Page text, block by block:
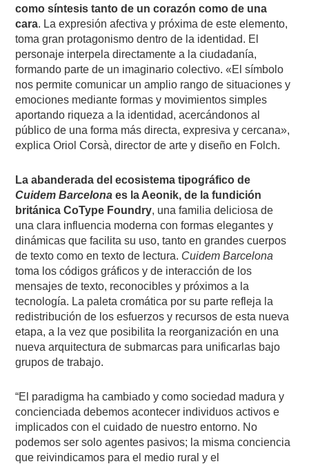
como síntesis tanto de un corazón como de una
cara. La expresión afectiva y próxima de este elemento,
toma gran protagonismo dentro de la identidad. El
personaje interpela directamente a la ciudadanía,
formando parte de un imaginario colectivo. «El símbolo
nos permite comunicar un amplio rango de situaciones y
emociones mediante formas y movimientos simples
aportando riqueza a la identidad, acercándonos al
público de una forma más directa, expresiva y cercana»,
explica Oriol Corsà, director de arte y diseño en Folch.
La abanderada del ecosistema tipográfico de
Cuidem Barcelona es la Aeonik, de la fundición
británica CoType Foundry, una familia deliciosa de
una clara influencia moderna con formas elegantes y
dinámicas que facilita su uso, tanto en grandes cuerpos
de texto como en texto de lectura. Cuidem Barcelona
toma los códigos gráficos y de interacción de los
mensajes de texto, reconocibles y próximos a la
tecnología. La paleta cromática por su parte refleja la
redistribución de los esfuerzos y recursos de esta nueva
etapa, a la vez que posibilita la reorganización en una
nueva arquitectura de submarcas para unificarlas bajo
grupos de trabajo.
“El paradigma ha cambiado y como sociedad madura y
concienciada debemos acontecer individuos activos e
implicados con el cuidado de nuestro entorno. No
podemos ser solo agentes pasivos; la misma conciencia
que reivindicamos para el medio rural y el